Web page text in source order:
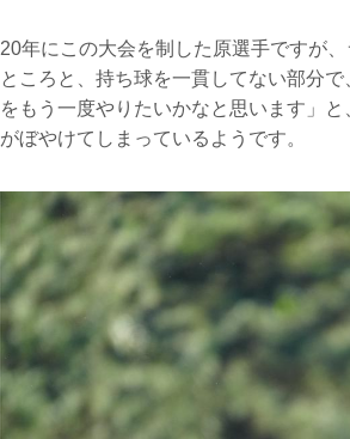
20年にこの大会を制した原選手ですが
ところと、持ち球を一貫してない部分
をもう一度やりたいかなと思います」
がぼやけてしまっているようです。